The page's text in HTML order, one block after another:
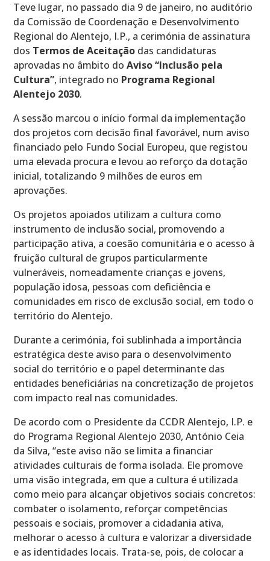
Teve lugar, no passado dia 9 de janeiro, no auditório
da Comissão de Coordenação e Desenvolvimento
Regional do Alentejo, I.P., a cerimónia de assinatura
dos Termos de Aceitação das candidaturas
aprovadas no âmbito doAviso “Inclusão pela
Cultura”, integrado no Programa Regional
Alentejo 2030.
A sessão marcou o início formal da implementação
dos projetos com decisão final favorável, num aviso
financiado pelo Fundo Social Europeu, que registou
uma elevada procura e levou ao reforço da dotação
inicial, totalizando 9 milhões de euros em
aprovações.
Os projetos apoiados utilizam a cultura como
instrumento de inclusão social, promovendo a
participação ativa, a coesão comunitária e o acesso à
fruição cultural de grupos particularmente
vulneráveis, nomeadamente crianças e jovens,
população idosa, pessoas com deficiência e
comunidades em risco de exclusão social, em todo o
território do Alentejo.
Durante a cerimónia, foi sublinhada a importância
estratégica deste aviso para o desenvolvimento
social do território e o papel determinante das
entidades beneficiárias na concretização de projetos
com impacto real nas comunidades.
De acordo com o Presidente da CCDR Alentejo, I.P. e
do Programa Regional Alentejo 2030, António Ceia
da Silva, “este aviso não se limita a financiar
atividades culturais de forma isolada. Ele promove
uma visão integrada, em que a cultura é utilizada
como meio para alcançar objetivos sociais concretos:
combater o isolamento, reforçar competências
pessoais e sociais, promover a cidadania ativa,
melhorar o acesso à cultura e valorizar a diversidade
e as identidades locais. Trata-se, pois, de colocar a